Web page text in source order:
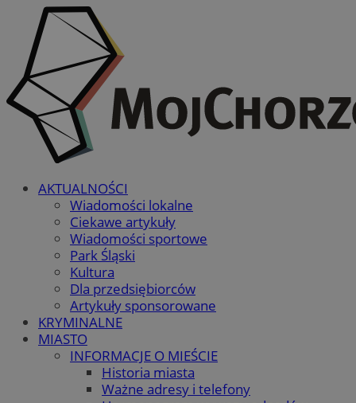
AKTUALNOŚCI
Wiadomości lokalne
Ciekawe artykuły
Wiadomości sportowe
Park Śląski
Kultura
Dla przedsiębiorców
Artykuły sponsorowane
KRYMINALNE
MIASTO
INFORMACJE O MIEŚCIE
Historia miasta
Ważne adresy i telefony